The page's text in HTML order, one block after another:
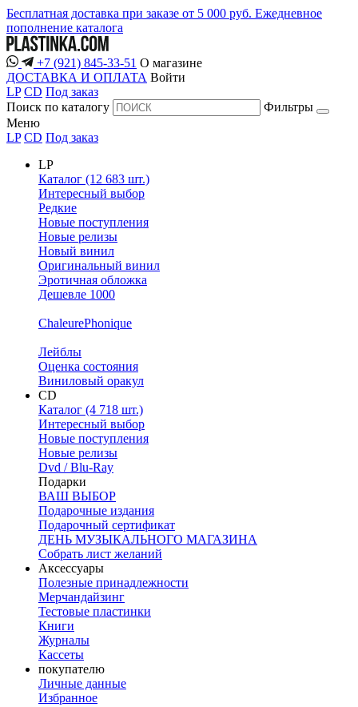
Бесплатная доставка при заказе от 5 000 руб. Ежедневное
пополнение каталога
+7 (921) 845-33-51 О магазине
ДОСТАВКА И ОПЛАТА Войти
LP CD Под заказ
Поиск по каталогу
Фильтры
Меню
LP CD Под заказ
LP
Каталог (12 683 шт.)
Интересный выбор
Редкие
Новые поступления
Новые релизы
Новый винил
Оригинальный винил
Эротичная обложка
Дешевле 1000
ChaleurePhonique
Лейблы
Оценка состояния
Виниловый оракул
CD
Каталог (4 718 шт.)
Интересный выбор
Новые поступления
Новые релизы
Dvd / Blu-Ray
Подарки
ВАШ ВЫБОР
Подарочные издания
Подарочный сертификат
ДЕНЬ МУЗЫКАЛЬНОГО МАГАЗИНА
Собрать лист желаний
Аксессуары
Полезные принадлежности
Мерчандайзинг
Тестовые пластинки
Книги
Журналы
Кассеты
покупателю
Личные данные
Избранное